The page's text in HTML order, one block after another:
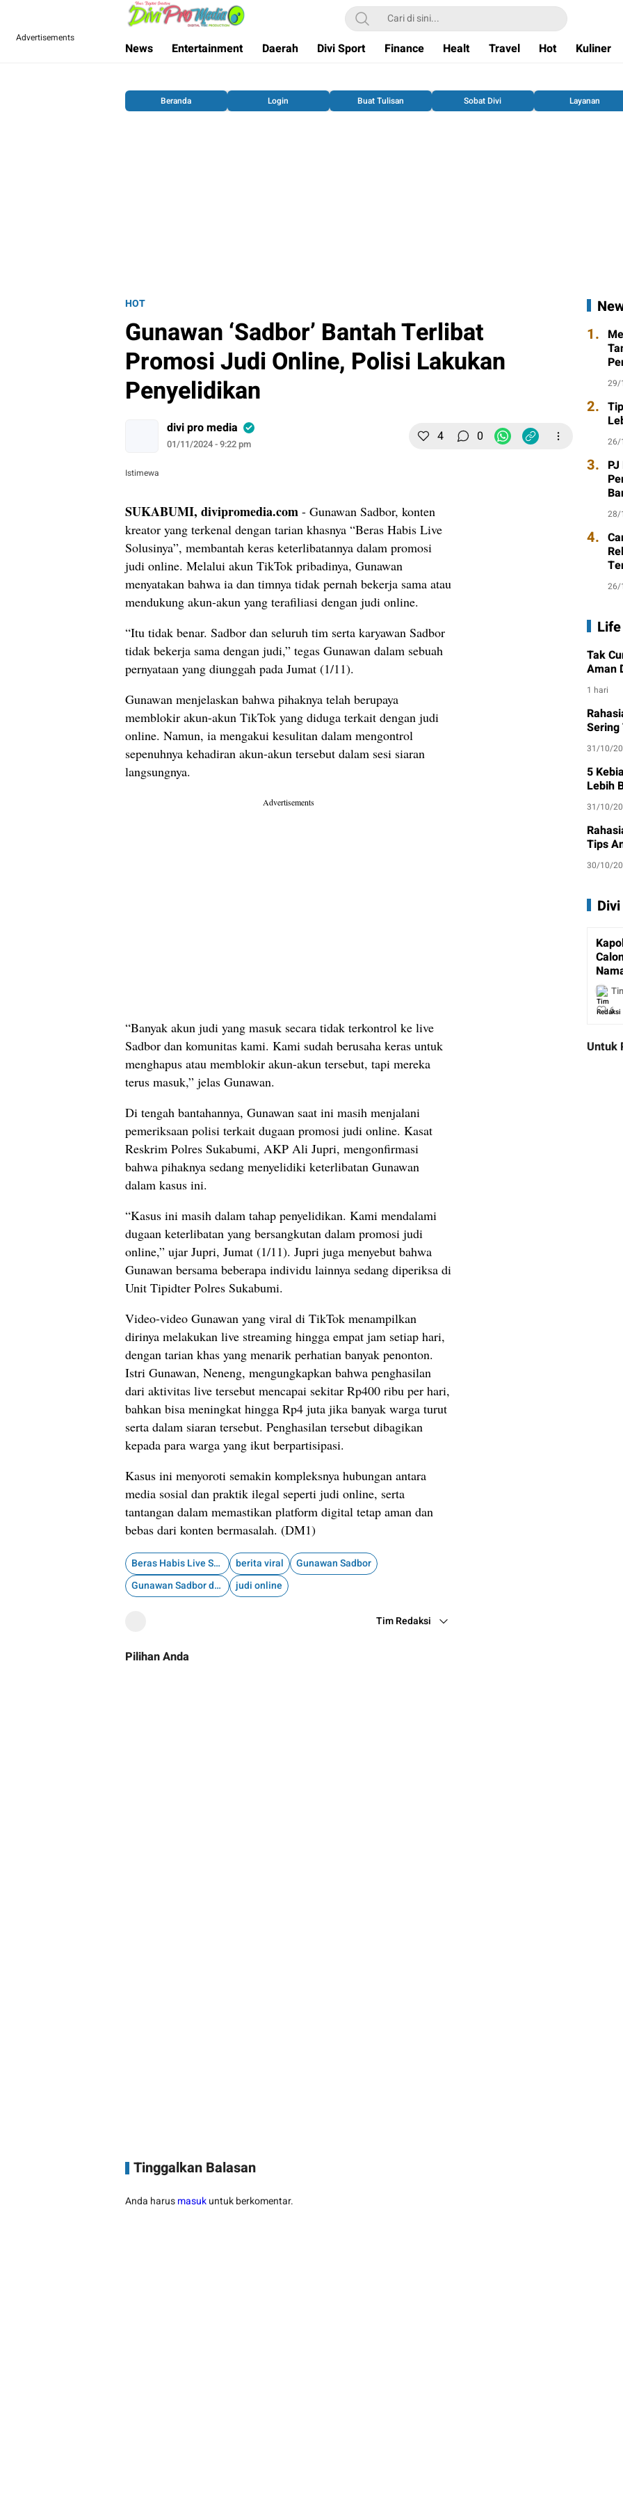
Divi Pro Media
News and Media
News Entertainment Daerah Divi Sport Finance Healt Travel Hot Kuliner
Beranda Login Buat Tulisan Sobat Divi Layanan
HOT
Gunawan ‘Sadbor’ Bantah Terlibat
Promosi Judi Online, Polisi Lakukan
Penyelidikan
divi pro media
01/11/2024 - 9:22 pm 4 0
Istimewa
SUKABUMI, divipromedia.com - Gunawan Sadbor, konten
kreator yang terkenal dengan tarian khasnya “Beras Habis Live
Solusinya”, membantah keras keterlibatannya dalam promosi
judi online. Melalui akun TikTok pribadinya, Gunawan
menyatakan bahwa ia dan timnya tidak pernah bekerja sama atau
mendukung akun-akun yang terafiliasi dengan judi online.
“Itu tidak benar. Sadbor dan seluruh tim serta karyawan Sadbor
tidak bekerja sama dengan judi,” tegas Gunawan dalam sebuah
pernyataan yang diunggah pada Jumat (1/11).
Gunawan menjelaskan bahwa pihaknya telah berupaya
memblokir akun-akun TikTok yang diduga terkait dengan judi
online. Namun, ia mengakui kesulitan dalam mengontrol
sepenuhnya kehadiran akun-akun tersebut dalam sesi siaran
langsungnya.
Advertisements
“Banyak akun judi yang masuk secara tidak terkontrol ke live
Sadbor dan komunitas kami. Kami sudah berusaha keras untuk
menghapus atau memblokir akun-akun tersebut, tapi mereka
terus masuk,” jelas Gunawan.
Di tengah bantahannya, Gunawan saat ini masih menjalani
pemeriksaan polisi terkait dugaan promosi judi online. Kasat
Reskrim Polres Sukabumi, AKP Ali Jupri, mengonfirmasi
bahwa pihaknya sedang menyelidiki keterlibatan Gunawan
dalam kasus ini.
“Kasus ini masih dalam tahap penyelidikan. Kami mendalami
dugaan keterlibatan yang bersangkutan dalam promosi judi
online,” ujar Jupri, Jumat (1/11). Jupri juga menyebut bahwa
Gunawan bersama beberapa individu lainnya sedang diperiksa di
Unit Tipidter Polres Sukabumi.
Video-video Gunawan yang viral di TikTok menampilkan
dirinya melakukan live streaming hingga empat jam setiap hari,
dengan tarian khas yang menarik perhatian banyak penonton.
Istri Gunawan, Neneng, mengungkapkan bahwa penghasilan
dari aktivitas live tersebut mencapai sekitar Rp400 ribu per hari,
bahkan bisa meningkat hingga Rp4 juta jika banyak warga turut
serta dalam siaran tersebut. Penghasilan tersebut dibagikan
kepada para warga yang ikut berpartisipasi.
Kasus ini menyoroti semakin kompleksnya hubungan antara
media sosial dan praktik ilegal seperti judi online, serta
tantangan dalam memastikan platform digital tetap aman dan
bebas dari konten bermasalah. (DM1)
Beras Habis Live Solusinya berita viral
Gunawan Sadbor
Gunawan Sadbor diperiksa Polisi
judi online
Tim Redaksi
Pilihan Anda
Tinggalkan Balasan
Anda harusmasukuntuk berkomentar.
1.
29/
2.
26/
3.
28/
4.
26/
Tak
Aman
1 hari
Sering
31/10/
5
Lebih
31/10/
Tips
30/10/
6
Untuk
Advertisements